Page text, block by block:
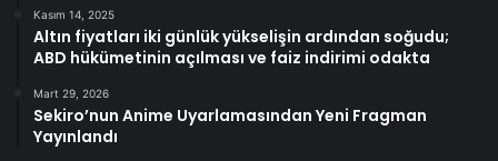
Kasım 14, 2025
Altın fiyatları iki günlük yükselişin ardından soğudu;
ABD hükümetinin açılması ve faiz indirimi odakta
Mart 29, 2026
Sekiro’nun Anime Uyarlamasından Yeni Fragman
Yayınlandı